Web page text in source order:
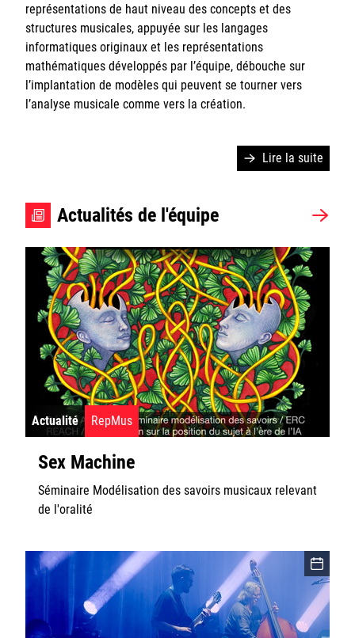
CNRS
Sorbonne Université
Ministère de la Culture
Rester informé
Offres d'emplois/stages
Logiciels
Actualités
Repmus Wiki
représentations de haut niveau des concepts et des
structures musicales, appuyée sur les langages
informatiques originaux et les représentations
mathématiques développés par l’équipe, débouche sur
l’implantation de modèles qui peuvent se tourner vers
l’analyse musicale comme vers la création.
Lire la suite
Actualités de l'équipe
Actualité RepMus
Sex Machine
Séminaire Modélisation des savoirs musicaux relevant
de l'oralité